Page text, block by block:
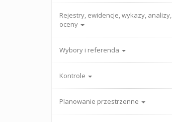
Rejestry, ewidencje, wykazy, analizy,
oceny
Wybory i referenda
Kontrole
Planowanie przestrzenne